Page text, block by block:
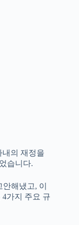
의 재정을
습니다.
해냈고, 이
가지 주요 규